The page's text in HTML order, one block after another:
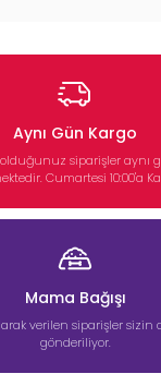
Aynı Gün Kargo
olduğunuz siparişler aynı
Cumartesi 10:00'a
Mama Bağışı
verilen siparişler sizin
gönderiliyor.